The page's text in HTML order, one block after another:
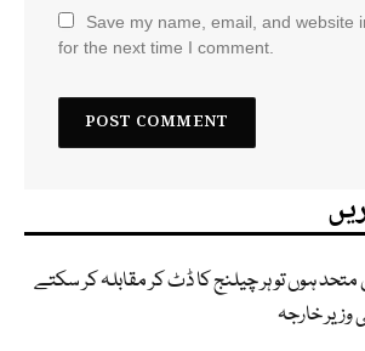
Save my name, email, and website
for the next time I comment.
ہوں تو ہر چیلنج کا ڈٹ کر مقابلہ کر سکتے
وزیر خارجہ